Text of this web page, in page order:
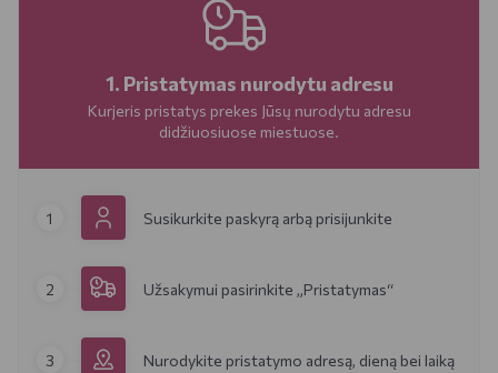
1. Pristatymas nurodytu adresu
Kurjeris pristatys prekes Jūsų nurodytu adresu
didžiuosiuose miestuose.
1 Susikurkite paskyrą arbą prisijunkite
2 Užsakymui pasirinkite „Pristatymas“
3 Nurodykite pristatymo adresą, dieną bei laiką